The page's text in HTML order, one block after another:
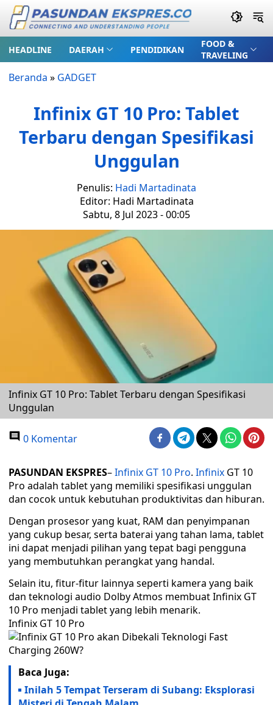
HEADLINE DAERAH PENDIDIKAN
FOOD &
TRAVELING
Beranda » GADGET
Infinix GT 10 Pro: Tablet
Terbaru dengan Spesifikasi
Unggulan
Penulis: Hadi Martadinata
Editor: Hadi Martadinata
Sabtu, 8 Jul 2023 - 00:05
Infinix GT 10 Pro: Tablet Terbaru dengan Spesifikasi
Unggulan
0 Komentar
PASUNDAN EKSPRES–Infinix GT 10 Pro. Infinix GT 10
Pro adalah tablet yang memiliki spesifikasi unggulan
dan cocok untuk kebutuhan produktivitas dan hiburan.
Dengan prosesor yang kuat, RAM dan penyimpanan
yang cukup besar, serta baterai yang tahan lama, tablet
ini dapat menjadi pilihan yang tepat bagi pengguna
yang membutuhkan perangkat yang handal.
Selain itu, fitur-fitur lainnya seperti kamera yang baik
dan teknologi audio Dolby Atmos membuat Infinix GT
10 Pro menjadi tablet yang lebih menarik.
Infinix GT 10 Pro
Baca Juga:
Inilah 5 Tempat Terseram di Subang: Eksplorasi